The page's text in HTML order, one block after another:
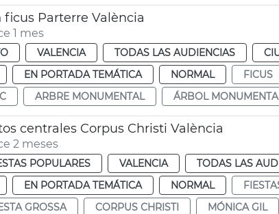
ficus Parterre València
1 mes
VALENCIA TODAS LAS AUDIENCIAS
EN PORTADA TEMÁTICA NORMAL FICUS
ARBRE MONUMENTAL ÁRBOL
centrales Corpus Christi València
2 meses
POPULARES VALENCIA TODAS LAS
EN PORTADA TEMÁTICA NORMAL
GROSSA CORPUS CHRISTI MÓNICA GIL